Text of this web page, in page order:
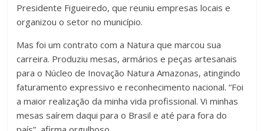
Presidente Figueiredo, que reuniu empresas locais e
organizou o setor no município.
Mas foi um contrato com a Natura que marcou sua
carreira. Produziu mesas, armários e peças artesanais
para o Núcleo de Inovação Natura Amazonas, atingindo
faturamento expressivo e reconhecimento nacional. “Foi
a maior realização da minha vida profissional. Vi minhas
mesas saírem daqui para o Brasil e até para fora do